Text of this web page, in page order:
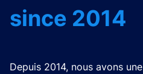
since 2014
Depuis 2014, nous avons